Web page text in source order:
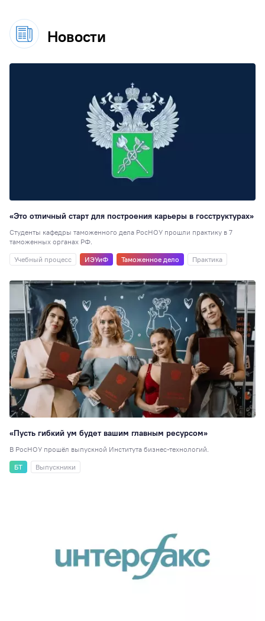
Новости
«Это отличный старт для построения карьеры в госструктурах»
Студенты кафедры таможенного дела РосНОУ прошли практику в 7
таможенных органах РФ.
Учебный процесс
ИЭУиФ Таможенное дело Практика
«Пусть гибкий ум будет вашим главным ресурсом»
В РосНОУ прошёл выпускной Института бизнес-технологий.
БТ
Выпускники